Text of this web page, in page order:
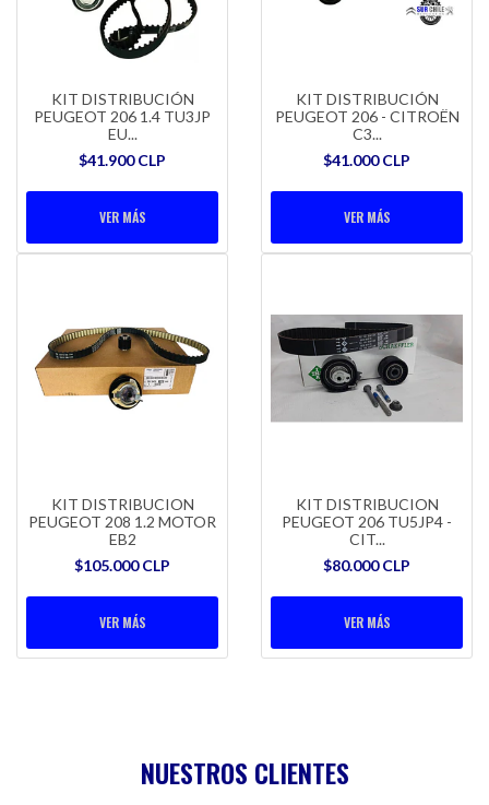
KIT DISTRIBUCIÓN
PEUGEOT 206 1.4 TU3JP
EU...
$41.900 CLP
VER MÁS
KIT DISTRIBUCIÓN
PEUGEOT 206 - CITROËN
C3...
$41.000 CLP
VER MÁS
KIT DISTRIBUCION
PEUGEOT 208 1.2 MOTOR
EB2
$105.000 CLP
VER MÁS
KIT DISTRIBUCION
PEUGEOT 206 TU5JP4 -
CIT...
$80.000 CLP
VER MÁS
NUESTROS CLIENTES